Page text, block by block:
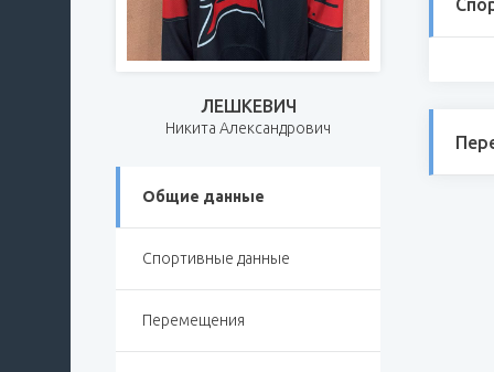
ЛЕШКЕВИЧ
Никита Александрович
Общие данные
Спортивные данные
Перемещения